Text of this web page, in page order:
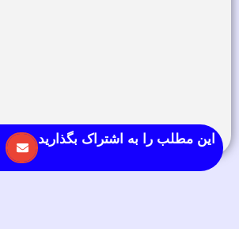
این مطلب را به اشتراک بگذارید